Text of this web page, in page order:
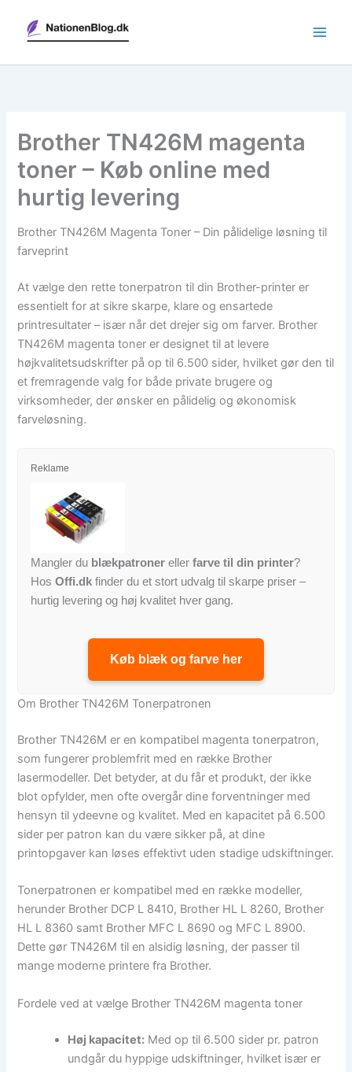
indholdet
Brother TN426M magenta
toner – Køb online med
hurtig levering
Brother TN426M Magenta Toner – Din pålidelige løsning til
farveprint
At vælge den rette tonerpatron til din Brother-printer er
essentielt for at sikre skarpe, klare og ensartede
printresultater – især når det drejer sig om farver. Brother
TN426M magenta toner er designet til at levere
højkvalitetsudskrifter på op til 6.500 sider, hvilket gør den til
et fremragende valg for både private brugere og
virksomheder, der ønsker en pålidelig og økonomisk
farveløsning.
Reklame
Mangler du blækpatroner ellerfarve til din printer?
HosOffi.dk finder du et stort udvalg til skarpe priser –
hurtig levering og høj kvalitet hver gang.
Køb blæk og farve her
Om Brother TN426M Tonerpatronen
Brother TN426M er en kompatibel magenta tonerpatron,
som fungerer problemfrit med en række Brother
lasermodeller. Det betyder, at du får et produkt, der ikke
blot opfylder, men ofte overgår dine forventninger med
hensyn til ydeevne og kvalitet. Med en kapacitet på 6.500
sider per patron kan du være sikker på, at dine
printopgaver kan løses effektivt uden stadige udskiftninger.
Tonerpatronen er kompatibel med en række modeller,
herunder Brother DCP L 8410, Brother HL L 8260, Brother
HL L 8360 samt Brother MFC L 8690 og MFC L 8900.
Dette gør TN426M til en alsidig løsning, der passer til
mange moderne printere fra Brother.
Fordele ved at vælge Brother TN426M magenta toner
Høj kapacitet: Med op til 6.500 sider pr. patron
undgår du hyppige udskiftninger, hvilket især er